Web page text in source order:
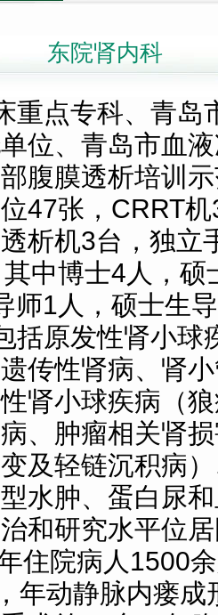
东院肾内科
点专科、青岛
位、青岛市血
腹膜透析培训
47张，CRRT
析机3台，独立
中博士4人，硕
师1人，硕士生
括原发性肾小球
传性肾病、肾
肾小球疾病（
、肿瘤相关肾
及轻链沉积病
水肿、蛋白尿
和研究水平位
住院病人1500
年动静脉内瘘成